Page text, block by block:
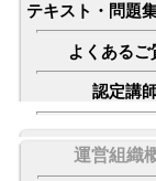
テキスト・問題
よくあるご
認定講
運営組織